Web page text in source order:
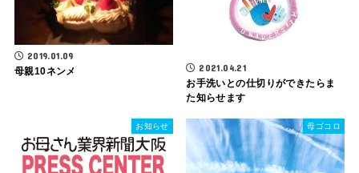
2019.01.09
母親10ネンメ 2021.04.21
お手洗いとの仕切りができたらま
た知らせます
お知らせ 母ゴコロ